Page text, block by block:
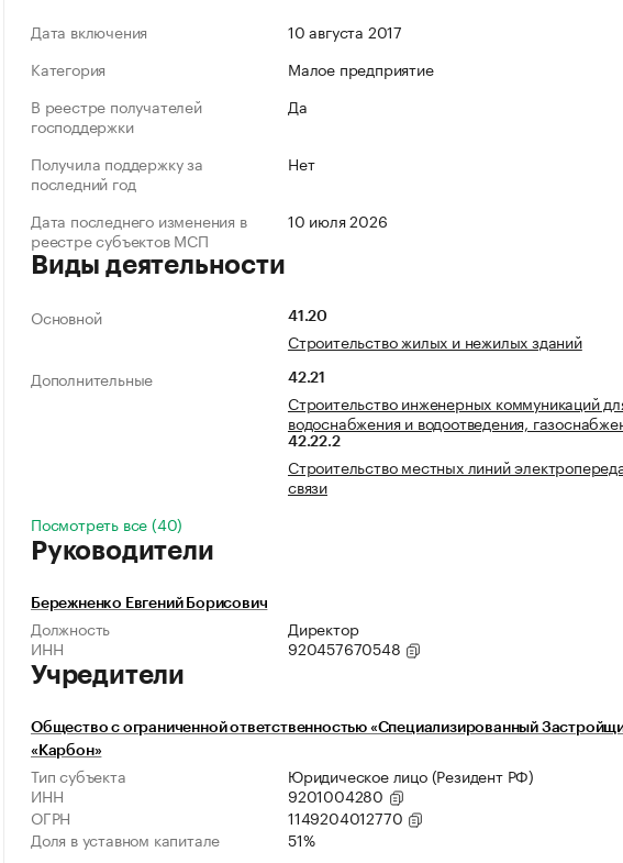
Дата включения
10 августа 2017
Категория
Малое предприятие
В реестре получателей
господдержки
Да
Получила поддержку за
последний год
Нет
Дата последнего изменения в
реестре субъектов МСП
10 июля 2026
Виды деятельности
Основной 41.20
Строительство жилых и нежилых зданий
Дополнительные
42.21
Строительство инженерных коммуникаций
водоснабжения и водоотведения,
42.22.2
Строительство местных линий
связи
Посмотреть все (40)
Руководители
Бережненко Евгений Борисович
Должность
Директор
ИНН
920457670548
Учредители
Общество с ограниченной ответственностью «Специализированный
«Карбон»
Тип субъекта
Юридическое лицо (Резидент РФ)
ИНН
9201004280
ОГРН
1149204012770
Доля в уставном капитале
51%